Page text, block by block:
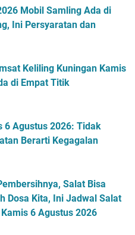
Mobil Samling Ada di
Ini Persyaratan dan
Keliling Kuningan Kamis
di Empat Titik
6 Agustus 2026: Tidak
Berarti Kegagalan
Salat Bisa
Dosa Kita, Ini Jadwal Salat
6 Agustus 2026